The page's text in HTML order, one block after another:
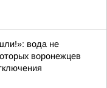
вода не
воронежцев